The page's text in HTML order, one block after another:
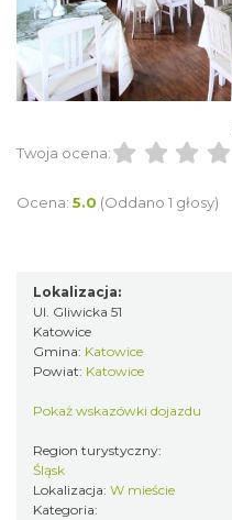
Twoja ocena:
Ocena: 5.0 (Oddano 1 głosy)
Lokalizacja:
Ul. Gliwicka 51
Katowice
Gmina: Katowice
Powiat: Katowice
Pokaż wskazówki dojazdu
Region turystyczny:
Śląsk
Lokalizacja: W mieście
Kategoria: